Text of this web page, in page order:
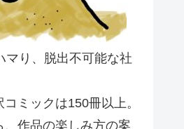
マり、脱出不可能な社
ミックは150冊以上。
、作品の楽しみ方の案